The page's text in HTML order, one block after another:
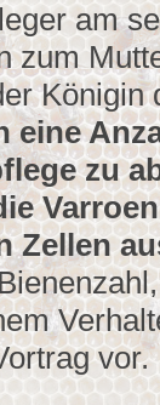
am
zum
Königin
eine
zu
Zellen
vor.